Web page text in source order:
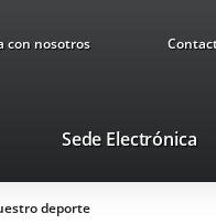
con nosotros
Sede Electrónica
deporte